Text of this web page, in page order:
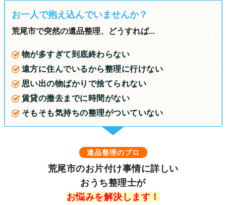
お一人で抱え込んでいませんか？
荒尾市で突然の遺品整理、どうすれば...
物が多すぎて到底終わらない
遠方に住んでいるから整理に行けない
思い出の物ばかりで捨てられない
賃貸の撤去までに時間がない
そもそも気持ちの整理がついていない
遺品整理のプロ
荒尾市のお片付け事情に詳しい
おうち整理士が
お悩みを解決します！